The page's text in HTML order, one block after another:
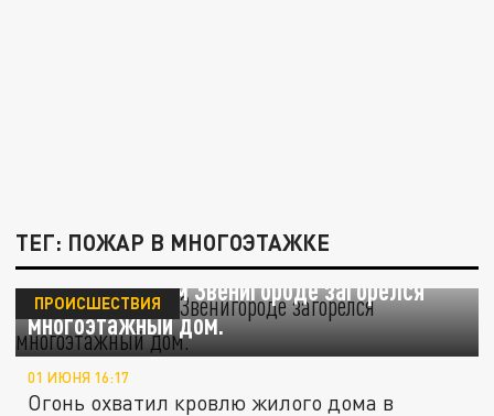
ТЕГ: ПОЖАР В МНОГОЭТАЖКЕ
В подмосковном Звенигороде загорелся
многоэтажный дом.
ПРОИСШЕСТВИЯ
01 ИЮНЯ 16:17
Огонь охватил кровлю жилого дома в